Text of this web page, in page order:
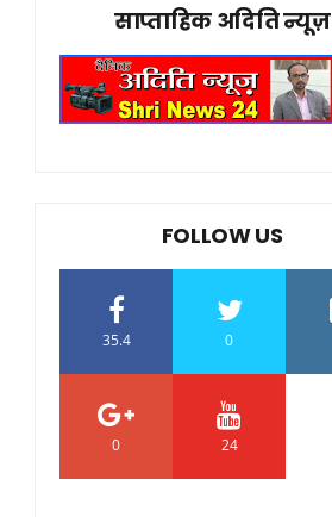
साप्ताहिक अदिति न्यूज़
FOLLOW US
35.4 0
0 24